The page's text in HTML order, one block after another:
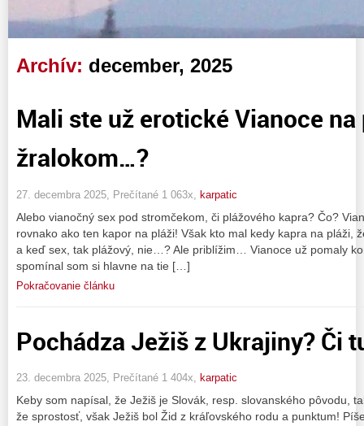
Archív: december, 2025
Mali ste už erotické Vianoce
žralokom…?
27. decembra 2025, Prečítané 1 063x, karpatic
Alebo vianočný sex pod stromčekom, či plážového kapra? Čo?
rovnako ako ten kapor na pláži! Však kto mal kedy kapra na pláži,
a keď sex, tak plážový, nie…? Ale priblížim… Vianoce už pomaly
spomínal som si hlavne na tie […]
Pokračovanie článku
Pochádza Ježiš z Ukrajiny? Či
23. decembra 2025, Prečítané 1 404x, karpatic
Keby som napísal, že Ježiš je Slovák, resp. slovanského pôvodu,
že sprostosť, však Ježiš bol Žid z kráľovského rodu a punktum!